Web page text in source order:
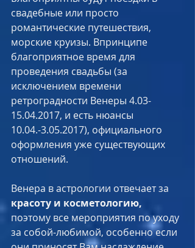
свадебные или просто
романтические путешествия,
морские круизы. Впринципе
благоприятное время для
проведения свадьбы (за
исключением времени
ретроградности Венеры 4.03-
15.04.2017, и есть нюансы
10.04.-3.05.2017), официального
оформления уже существующих
отношений.
Венера в астрологии отвечает за
красоту и косметологию,
поэтому все мероприятия по уходу
за собой-любимой, особенно если